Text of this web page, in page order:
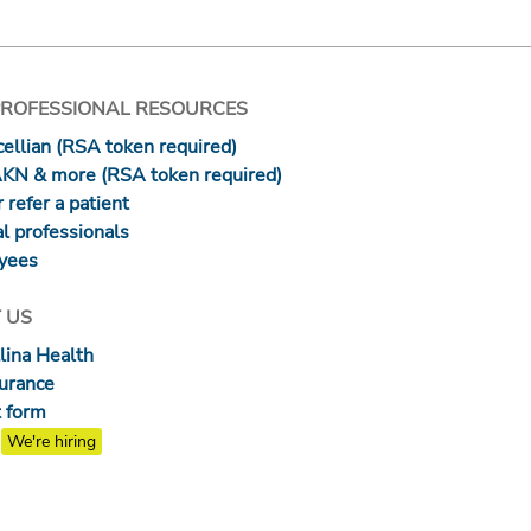
RESOURCES
(RSA token required)
& more (RSA token required)
refer a patient
professionals
US
Health
form
We're hiring